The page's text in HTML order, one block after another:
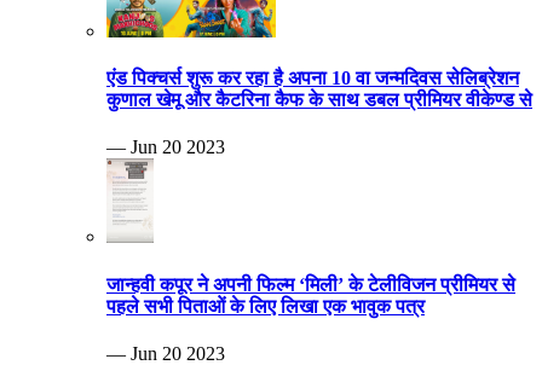
एंड पिक्चर्स शुरू कर रहा है अपना 10 वा जन्मदिवस सेलिब्रेशन
कुणाल खेमू और कैटरिना कैफ के साथ डबल प्रीमियर वीकेण्ड से
— Jun 20 2023
जान्हवी कपूर ने अपनी फिल्म ‘मिली’ के टेलीविजन प्रीमियर से
पहले सभी पिताओं के लिए लिखा एक भावुक पत्र
— Jun 20 2023